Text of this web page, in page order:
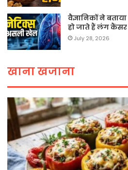
वैज्ञानिकों ने
हो जाते हैं लंग कैंसर
July 28, 2026
खाना खजाना